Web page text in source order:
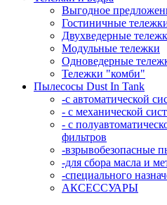
Выгодное
Гостиничные
Двухведерные
Модульные тележки
Одноведерные
Тележки "комби"
Пылесосы Dust In Tank
-с автоматической
- с механической
- с
фильтров
-взрывобезопасные
-для сбора масла и
-специального
АКСЕССУАРЫ